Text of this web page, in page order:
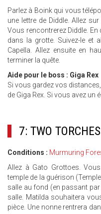
Parlez à Boink qui vous
une lettre de Diddle. Allez
Vous rencontrerez Diddle. En
dans la grotte. Suivez-le et
Capella. Allez ensuite en
terminer la quête.
Aide pour le boss : Giga Rex
Si vous gardez vos
de Giga Rex. Si vous avez un
7: TWO TORCHES
Conditions : Murmuring
Allez à Gato Grottoes.
temple de la guérison
salle au fond (en passant
salle. Matilda souhaitera
pièce. Une nonne rentrera